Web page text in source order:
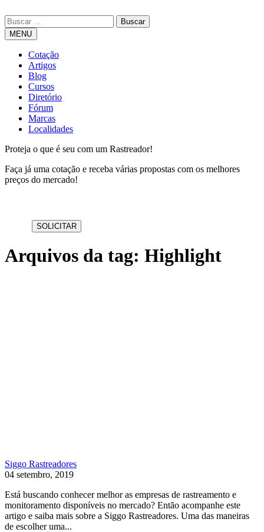
MENU
Cotação
Artigos
Blog
Cursos
Diretório
Fórum
Marcas
Localidades
Proteja o que é seu com um Rastreador!
Faça já uma cotação e receba várias propostas com os melhores
preços do mercado!
Arquivos da tag: Highlight
Siggo Rastreadores
04 setembro, 2019
Está buscando conhecer melhor as empresas de rastreamento e
monitoramento disponíveis no mercado? Então acompanhe este
artigo e saiba mais sobre a Siggo Rastreadores. Uma das maneiras
de escolher uma...